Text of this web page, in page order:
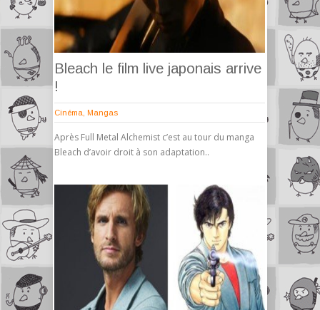
Bleach le film live japonais arrive
!
Cinéma Mangas
Après Full Metal Alchemist c’est au tour du manga
Bleach d’avoir droit à son adaptation..